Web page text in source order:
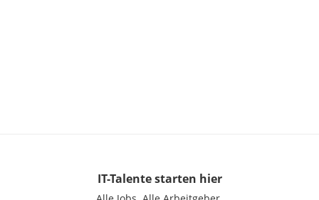
IT-Talentestarten hier